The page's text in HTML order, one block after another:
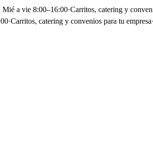
Mié a vie 8:00–16:00·Carritos, catering y
·Carritos, catering y convenios para tu empresa